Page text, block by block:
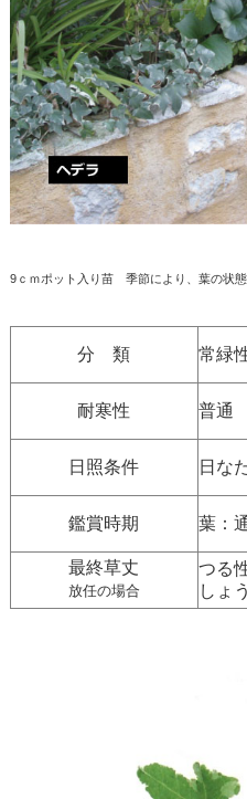
9ｃｍポット入り苗 季節により、葉の状
分 類 常緑
耐寒性 普通
日照条件 日な
鑑賞時期 葉：
最終草丈
放任の場合
つる
しょ